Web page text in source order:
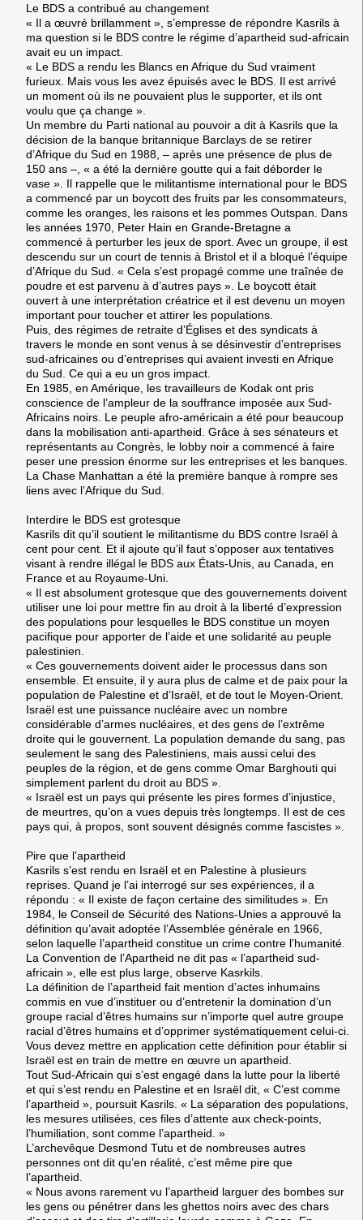
Le BDS a contribué au changement
« Il a œuvré brillamment », s’empresse de répondre Kasrils à
ma question si le BDS contre le régime d’apartheid sud-africain
avait eu un impact.
« Le BDS a rendu les Blancs en Afrique du Sud vraiment
furieux. Mais vous les avez épuisés avec le BDS. Il est arrivé
un moment où ils ne pouvaient plus le supporter, et ils ont
voulu que ça change ».
Un membre du Parti national au pouvoir a dit à Kasrils que la
décision de la banque britannique Barclays de se retirer
d’Afrique du Sud en 1988, – après une présence de plus de
150 ans –, « a été la dernière goutte qui a fait déborder le
vase ». Il rappelle que le militantisme international pour le BDS
a commencé par un boycott des fruits par les consommateurs,
comme les oranges, les raisons et les pommes Outspan. Dans
les années 1970, Peter Hain en Grande-Bretagne a
commencé à perturber les jeux de sport. Avec un groupe, il est
descendu sur un court de tennis à Bristol et il a bloqué l’équipe
d’Afrique du Sud. « Cela s’est propagé comme une traînée de
poudre et est parvenu à d’autres pays ». Le boycott était
ouvert à une interprétation créatrice et il est devenu un moyen
important pour toucher et attirer les populations.
Puis, des régimes de retraite d’Églises et des syndicats à
travers le monde en sont venus à se désinvestir d’entreprises
sud-africaines ou d’entreprises qui avaient investi en Afrique
du Sud. Ce qui a eu un gros impact.
En 1985, en Amérique, les travailleurs de Kodak ont pris
conscience de l’ampleur de la souffrance imposée aux Sud-
Africains noirs. Le peuple afro-américain a été pour beaucoup
dans la mobilisation anti-apartheid. Grâce à ses sénateurs et
représentants au Congrès, le lobby noir a commencé à faire
peser une pression énorme sur les entreprises et les banques.
La Chase Manhattan a été la première banque à rompre ses
liens avec l’Afrique du Sud.
Interdire le BDS est grotesque
Kasrils dit qu’il soutient le militantisme du BDS contre Israël à
cent pour cent. Et il ajoute qu’il faut s’opposer aux tentatives
visant à rendre illégal le BDS aux États-Unis, au Canada, en
France et au Royaume-Uni.
« Il est absolument grotesque que des gouvernements doivent
utiliser une loi pour mettre fin au droit à la liberté d’expression
des populations pour lesquelles le BDS constitue un moyen
pacifique pour apporter de l’aide et une solidarité au peuple
palestinien.
« Ces gouvernements doivent aider le processus dans son
ensemble. Et ensuite, il y aura plus de calme et de paix pour la
population de Palestine et d’Israël, et de tout le Moyen-Orient.
Israël est une puissance nucléaire avec un nombre
considérable d’armes nucléaires, et des gens de l’extrême
droite qui le gouvernent. La population demande du sang, pas
seulement le sang des Palestiniens, mais aussi celui des
peuples de la région, et de gens comme Omar Barghouti qui
simplement parlent du droit au BDS ».
« Israël est un pays qui présente les pires formes d’injustice,
de meurtres, qu’on a vues depuis très longtemps. Il est de ces
pays qui, à propos, sont souvent désignés comme fascistes ».
Pire que l’apartheid
Kasrils s’est rendu en Israël et en Palestine à plusieurs
reprises. Quand je l’ai interrogé sur ses expériences, il a
répondu : « Il existe de façon certaine des similitudes ». En
1984, le Conseil de Sécurité des Nations-Unies a approuvé la
définition qu’avait adoptée l’Assemblée générale en 1966,
selon laquelle l’apartheid constitue un crime contre l’humanité.
La Convention de l’Apartheid ne dit pas « l’apartheid sud-
africain », elle est plus large, observe Kasrkils.
La définition de l’apartheid fait mention d’actes inhumains
commis en vue d’instituer ou d’entretenir la domination d’un
groupe racial d’êtres humains sur n’importe quel autre groupe
racial d’êtres humains et d’opprimer systématiquement celui-ci.
Vous devez mettre en application cette définition pour établir si
Israël est en train de mettre en œuvre un apartheid.
Tout Sud-Africain qui s’est engagé dans la lutte pour la liberté
et qui s’est rendu en Palestine et en Israël dit, « C’est comme
l’apartheid », poursuit Kasrils. « La séparation des populations,
les mesures utilisées, ces files d’attente aux check-points,
l’humiliation, sont comme l’apartheid. »
L’archevêque Desmond Tutu et de nombreuses autres
personnes ont dit qu’en réalité, c’est même pire que
l’apartheid.
« Nous avons rarement vu l’apartheid larguer des bombes sur
les gens ou pénétrer dans les ghettos noirs avec des chars